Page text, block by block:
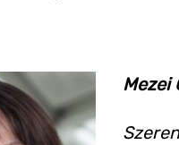
Mezei